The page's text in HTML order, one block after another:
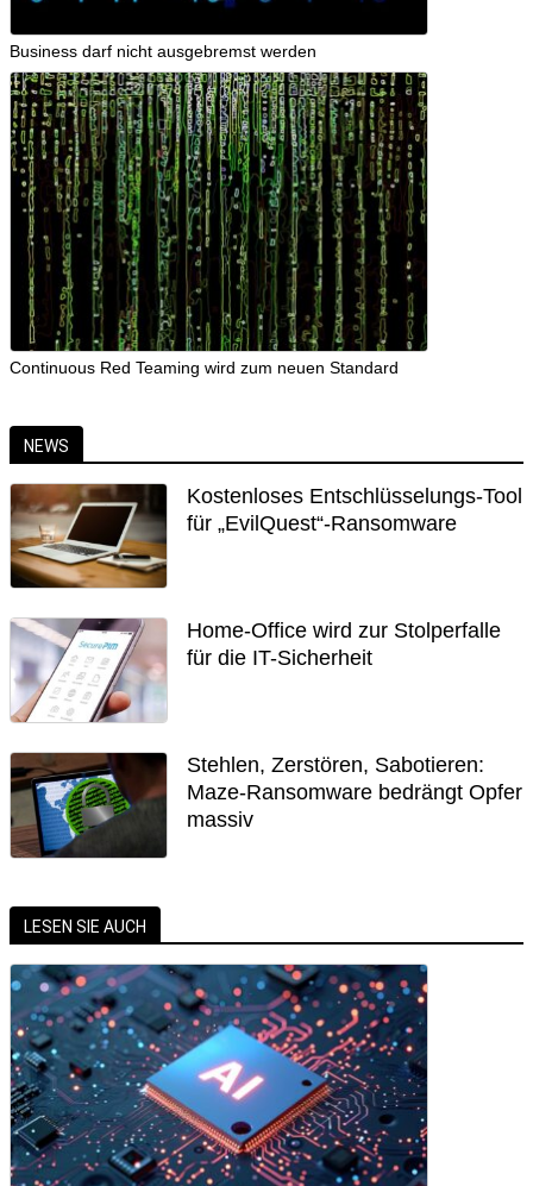
Business darf nicht ausgebremst werden
Continuous Red Teaming wird zum neuen Standard
NEWS
Kostenloses Entschlüsselungs-Tool
für „EvilQuest“-Ransomware
Home-Office wird zur Stolperfalle
für die IT-Sicherheit
Stehlen, Zerstören, Sabotieren:
Maze-Ransomware bedrängt Opfer
massiv
LESEN SIE AUCH